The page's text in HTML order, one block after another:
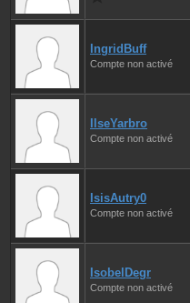
IngridBuff
Compte non activé
IlseYarbro
Compte non activé
IsisAutry0
Compte non activé
IsobelDegr
Compte non activé